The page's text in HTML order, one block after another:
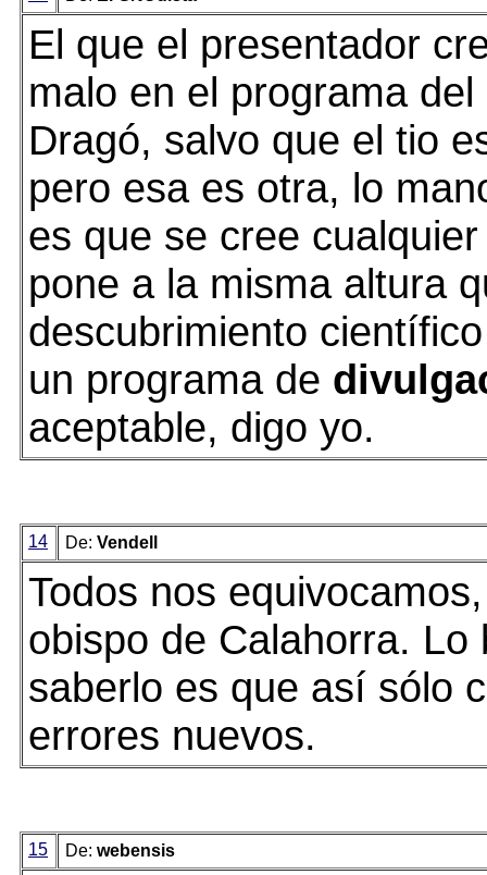
El que el presentador
malo en el programa
Dragó, salvo que el tio
pero esa es otra, lo
es que se cree
pone a la misma altura
descubrimiento
un programa de
aceptable, digo yo.
14 De: Vendell
Todos nos
obispo de Calahorra. Lo
saberlo es que así sólo
errores nuevos.
15 De: webensis